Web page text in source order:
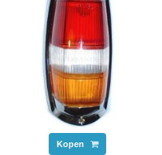
Kopen